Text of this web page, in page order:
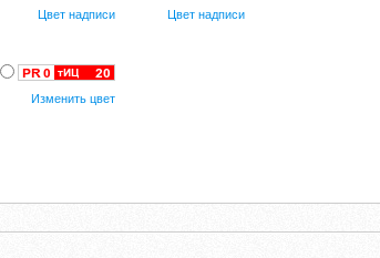
Цвет надписи Цвет надписи
Изменить цвет